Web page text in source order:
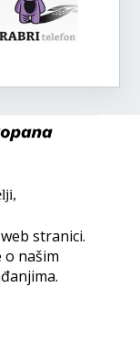
stranici.
o našim